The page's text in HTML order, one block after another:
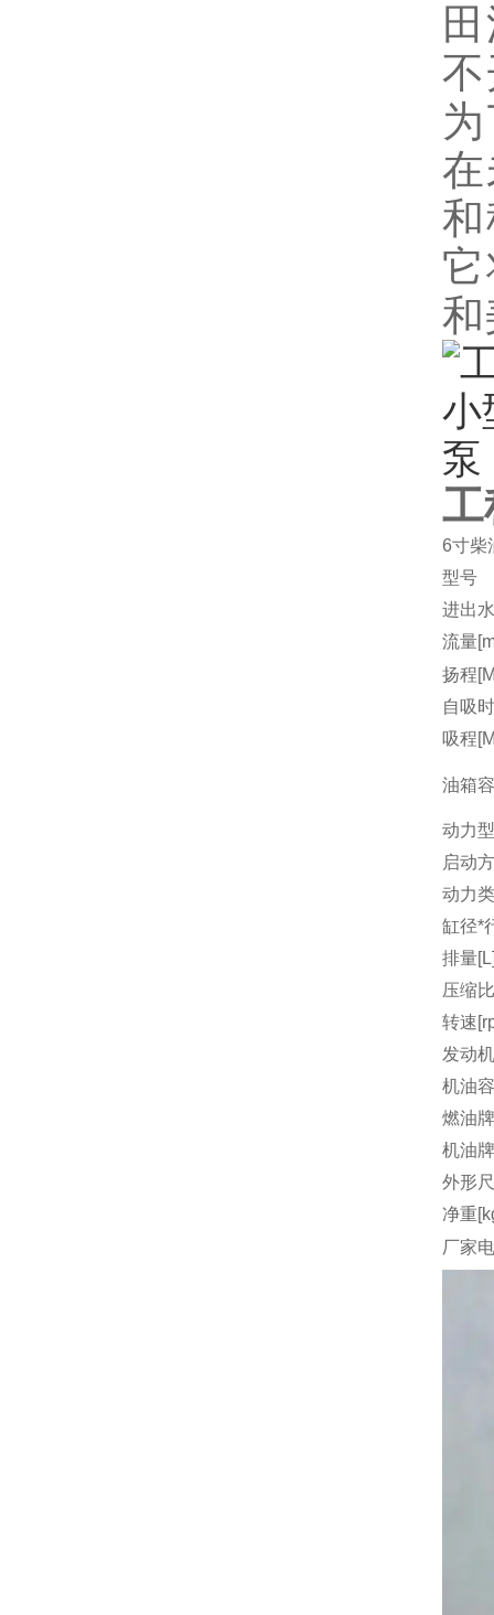
和
工
6寸柴
型号
进出
流量
扬程
自吸
吸程
油箱
动力
启动
动力
缸径*
排量
压缩比
转速
发动
机油
燃油
机油
外形
净重
厂家